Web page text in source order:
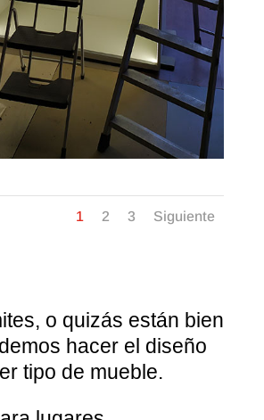
1 2 3 Siguiente
o quizás están bien
hacer el diseño
tipo de mueble.